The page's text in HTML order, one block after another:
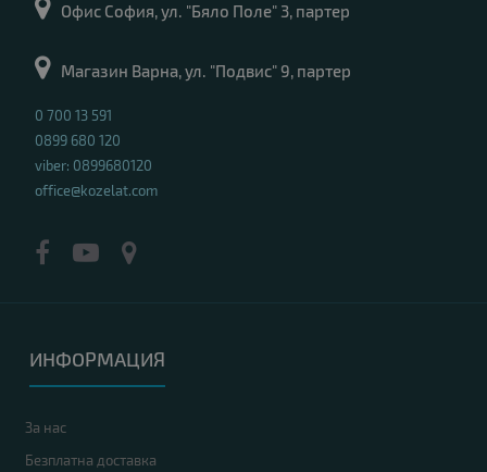
Офис София, ул. "Бяло Поле" 3, партер
Магазин Варна, ул. "Подвис" 9, партер
0 700 13 591
0899 680 120
viber: 0899680120
office@kozelat.com
ИНФОРМАЦИЯ
За нас
Безплатна доставка